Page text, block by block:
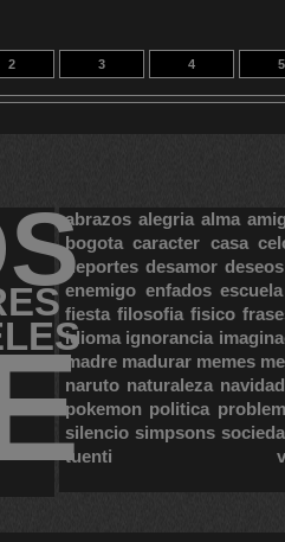
2 3 4 5
12 13 14
abrazos alegria alma
bogota caracter casa
deportes desamor deseos
enemigo enfados escuela
fiesta filosofia fisico
idioma ignorancia
madre madurar memes
naruto naturaleza navidad
pokemon politica
silencio simpsons
tuenti